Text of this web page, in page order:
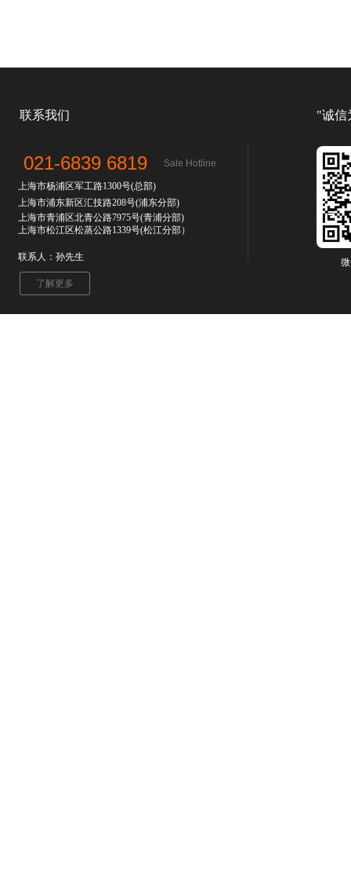
021-6839 6819
上海市杨浦区军工路1300号(总部)
上海市浦东新区汇技路208号(浦东分部)
上海市青浦区北青公路7975号(青浦分部)
上海市松江区松蒸公路1339号(松江分部）
联系人：孙先生
联系我们
Sale Hotline
了解更多
"诚信